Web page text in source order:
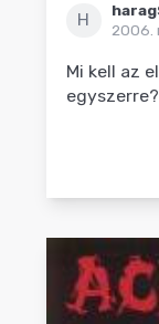
H
2006.
Mi kell az